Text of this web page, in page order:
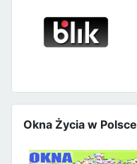
Okna Życia w Polsce